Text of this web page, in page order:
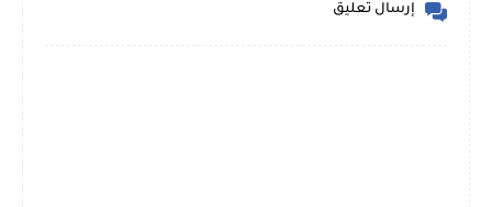
إرسال تعليق